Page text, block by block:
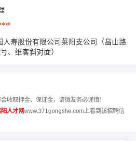
人寿股份有限公司莱阳支公司（昌山路
、维客斜对面）
收取押金、保证金，请微友务必谨慎！
人才网www.371gongshe.com上看到该招聘信